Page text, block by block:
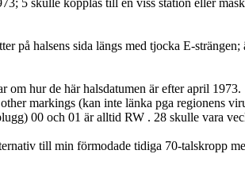
på halsens sida längs med tjocka E-
om hur de här halsdatumen är efter april 1973.
markings (kan inte länka pga regionens
00 och 01 är alltid RW . 28 skulle vara
till min förmodade tidiga 70-talskropp